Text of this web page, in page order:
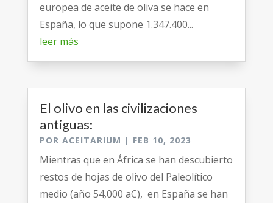
europea de aceite de oliva se hace en
España, lo que supone 1.347.400...
leer más
El olivo en las civilizaciones
antiguas:
POR ACEITARIUM | FEB 10, 2023
Mientras que en África se han descubierto
restos de hojas de olivo del Paleolítico
medio (año 54,000 aC), en España se han